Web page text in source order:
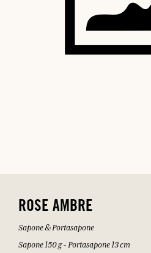
ROSE AMBRE
Sapone & Portasapone
Sapone 150 g - Portasapone 13 cm